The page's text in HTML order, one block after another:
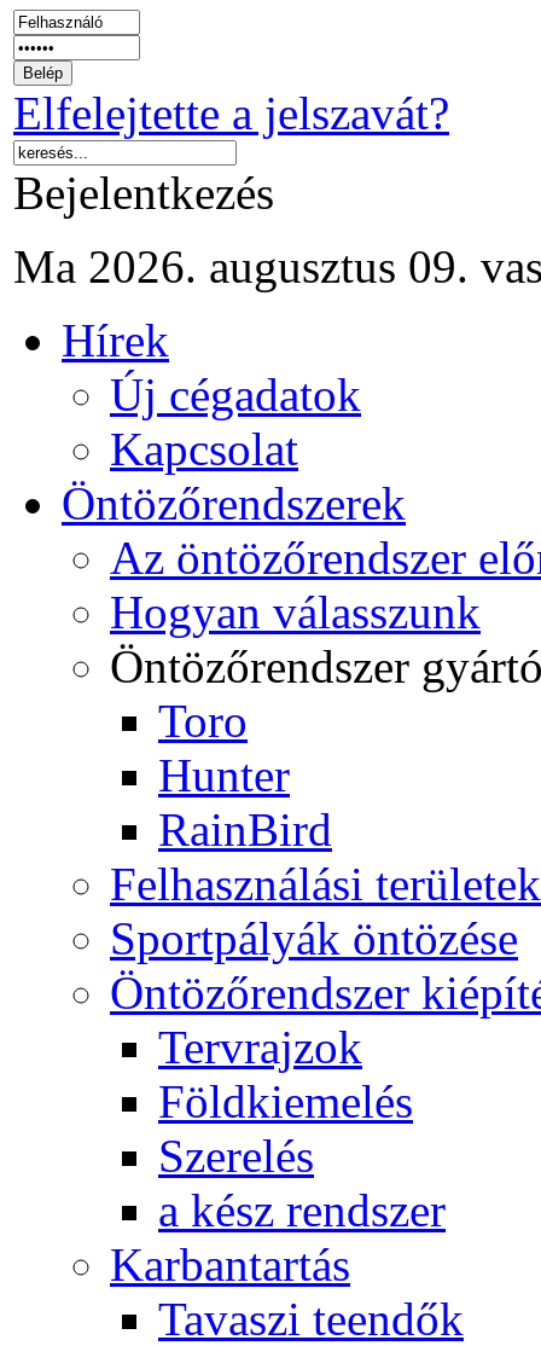
Elfelejtette a jelszavát?
Bejelentkezés
Ma 2026. augusztus 09.
Hírek
Új cégadatok
Kapcsolat
Öntözőrendszerek
Az öntözőrendszer
Hogyan válasszunk
Öntözőrendszer
Toro
Hunter
RainBird
Felhasználási területek
Sportpályák öntözése
Öntözőrendszer
Tervrajzok
Földkiemelés
Szerelés
a kész rendszer
Karbantartás
Tavaszi teendők